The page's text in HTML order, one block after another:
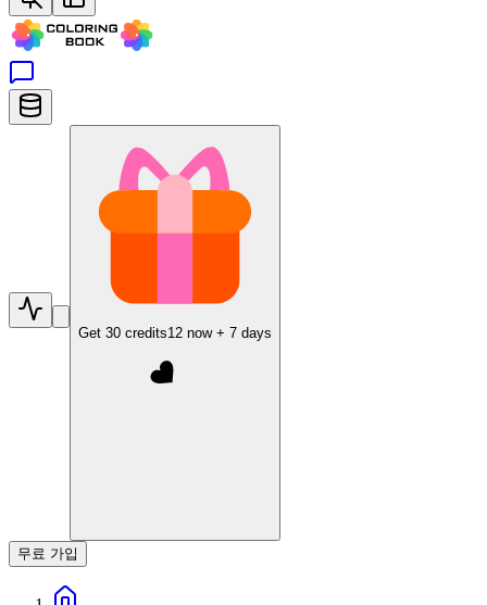
Get 30 credits12 now + 7 days
무료 가입